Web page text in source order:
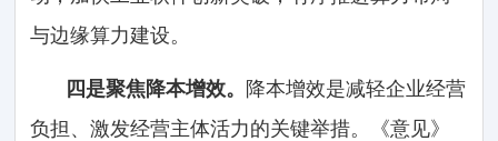
与边缘算力建设。
四是聚焦降本增效。 降本增效是减轻企业经营
负担、激发经营主体活力的关键举措。《意见》